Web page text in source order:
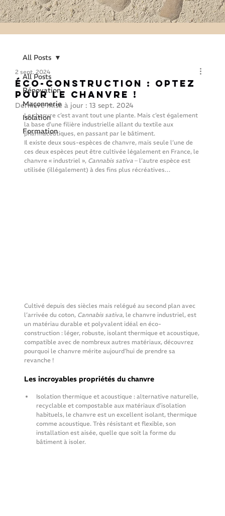
All Posts
Rénovation
Maçonnerie
Isolation
Formation
All Posts
Éco-construction : optez
pour le chanvre !
2 sept. 2024
Dernière mise à jour : 13 sept. 2024
Le chanvre c’est avant tout une plante. Mais c’est également
la base d’une filière industrielle allant du textile aux
pharmaceutiques, en passant par le bâtiment.
Il existe deux sous-espèces de chanvre, mais seule l’une de
ces deux espèces peut être cultivée légalement en France, le
chanvre « industriel », Cannabis sativa – l’autre espèce est
utilisée (illégalement) à des fins plus récréatives…
Cultivé depuis des siècles mais relégué au second plan avec
l’arrivée du coton, Cannabis sativa, le chanvre industriel, est
un matériau durable et polyvalent idéal en éco-
construction : léger, robuste, isolant thermique et acoustique,
compatible avec de nombreux autres matériaux, découvrez
pourquoi le chanvre mérite aujourd’hui de prendre sa
revanche !
Les incroyables propriétés du chanvre
Isolation thermique et acoustique : alternative naturelle,
recyclable et compostable aux matériaux d’isolation
habituels, le chanvre est un excellent isolant, thermique
comme acoustique. Très résistant et flexible, son
installation est aisée, quelle que soit la forme du
bâtiment à isoler.